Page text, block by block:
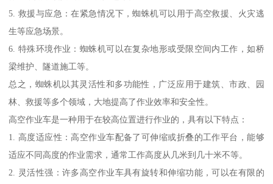
5. 救援与应急：在紧急情况下，蜘蛛机可以用于高空救援、火灾逃
生等应急场景。
6. 特殊环境作业：蜘蛛机可以在复杂地形或受限空间内工作，如桥
梁维护、隧道施工等。
总之，蜘蛛机以其灵活性和多功能性，广泛应用于建筑、市政、园
林、救援等多个领域，大地提高了作业效率和安全性。
高空作业车是一种用于在较高位置进行作业的，具有以下特点：
1. 高度适应性：高空作业车配备了可伸缩或折叠的工作平台，能够
适应不同高度的作业需求，通常工作高度从几米到几十米不等。
2. 灵活性强：许多高空作业车具有旋转和伸缩功能，可以在有限的